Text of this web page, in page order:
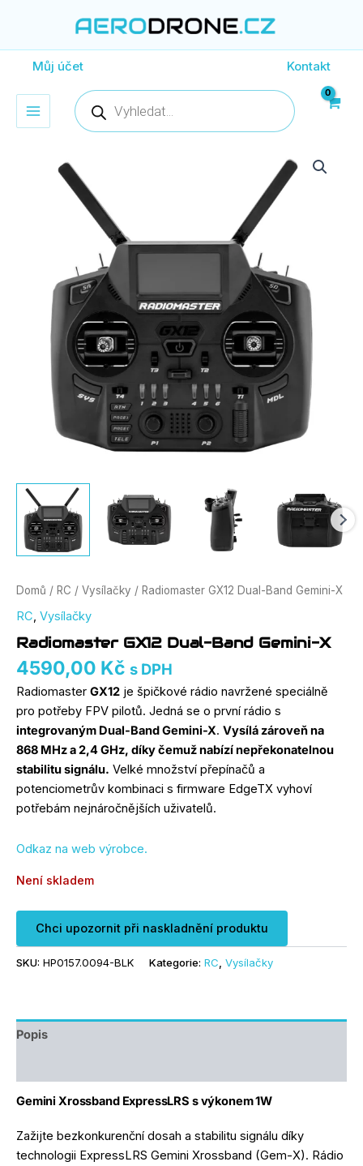
obsah
Můj účet Kontakt
Products
search
Domů / RC / Vysílačky / Radiomaster GX12 Dual-Band Gemini-X
RC, Vysílačky
Radiomaster GX12 Dual-Band Gemini-X
4590,00 Kč s DPH
Radiomaster GX12 je špičkové rádio navržené speciálně
pro potřeby FPV pilotů. Jedná se o první rádio s
integrovaným Dual-Band Gemini-X. Vysílá zároveň na
868 MHz a 2,4 GHz, díky čemuž nabízí nepřekonatelnou
stabilitu signálu. Velké množství přepínačů a
potenciometrův kombinaci s firmware EdgeTX vyhoví
potřebám nejnáročnějších uživatelů.
Odkaz na web výrobce.
Není skladem
Chci upozornit při naskladnění produktu
SKU: HP0157.0094-BLK Kategorie: RC Vysílačky
Popis
Gemini Xrossband ExpressLRS s výkonem 1W
Zažijte bezkonkurenční dosah a stabilitu signálu díky
technologii ExpressLRS Gemini Xrossband (Gem-X). Rádio